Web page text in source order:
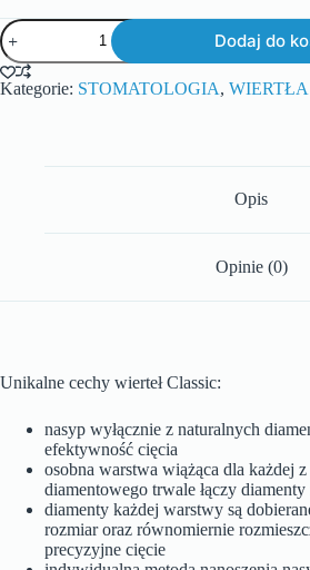
Dodaj do
Kategorie: STOMATOLOGIA, WIERTŁA
Opis
Opinie (0)
Unikalne cechy wierteł Classic:
nasyp wyłącznie z naturalnych
efektywność cięcia
osobna warstwa wiążąca dla każdej
diamentowego trwale łączy
diamenty każdej warstwy są
rozmiar oraz równomiernie
precyzyjne cięcie